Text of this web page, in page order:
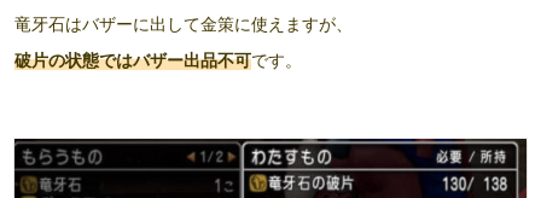
竜牙石はバザーに出して金策に使えますが、
破片の状態ではバザー出品不可です。